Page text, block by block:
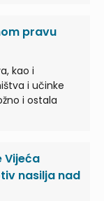
pravu
kao i
i učinke
i ostala
Vijeća
nasilja nad